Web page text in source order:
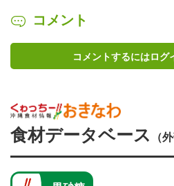
コメント
コメントするにはログ
食材データベース （